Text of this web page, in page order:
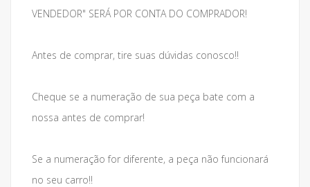
VENDEDOR" SERÁ POR CONTA DO COMPRADOR!
Antes de comprar, tire suas dúvidas conosco!!
Cheque se a numeração de sua peça bate com a
nossa antes de comprar!
Se a numeração for diferente, a peça não funcionará
no seu carro!!